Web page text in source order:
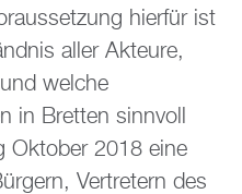
hierfür ist
aller Akteure,
welche
in Bretten sinnvoll
Oktober 2018 eine
Vertretern des